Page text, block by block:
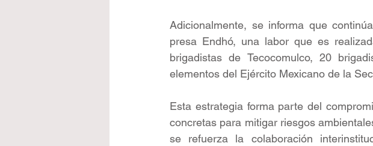
Adicionalmente, se informa que
presa Endhó, una labor que es
brigadistas de Tecocomulco, 20
elementos del Ejército Mexicano de la
Esta estrategia forma parte del
concretas para mitigar riesgos
se refuerza la colaboración